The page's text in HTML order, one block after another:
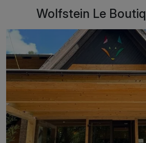
Wolfstein Le